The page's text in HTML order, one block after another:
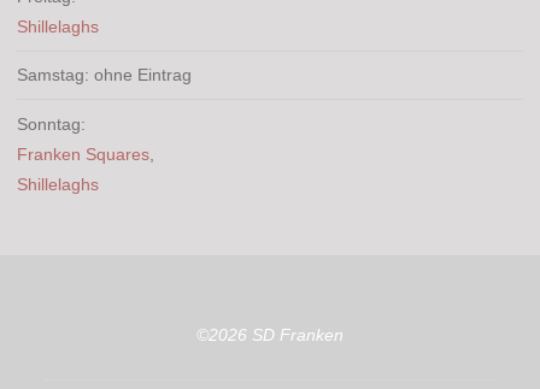
Shillelaghs
Samstag: ohne Eintrag
Sonntag:
Franken Squares
Shillelaghs
©2026 SD Franken